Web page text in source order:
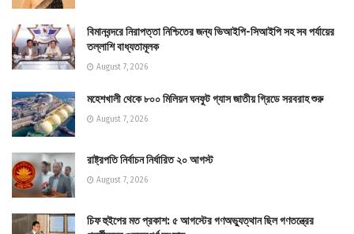
বিমানবন্দরে নিরাপত্তা নিশ্চিতের জন্য ভিআইপি-সিআইপি সহ সব পর্যায়ের
তল্লাশি বাধ্যতামূলক
August 7, 2026
মহেশখালী থেকে ৮০০ মিলিয়ন ঘনফুট গ্যাস জাতীয় গ্রিডে সরবরাহ শুরু
August 7, 2026
রাষ্ট্রপতি নির্বাচন নির্ধারিত ২০ আগস্ট
August 7, 2026
চিফ হুইপের মত প্রকাশ: ৫ আগস্টের গণঅভ্যুত্থান ছিল গণতন্ত্রের